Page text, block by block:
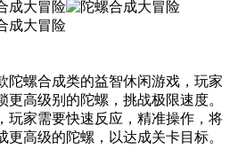
陀螺合成类的益智休闲游戏，玩家
高级别的陀螺，挑战极限速度。
玩家需要快速反应，精准操作，将
高级的陀螺，以达成关卡目标。